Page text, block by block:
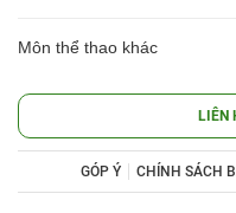
Môn thể thao khác
LIÊN
GÓP Ý CHÍNH SÁCH